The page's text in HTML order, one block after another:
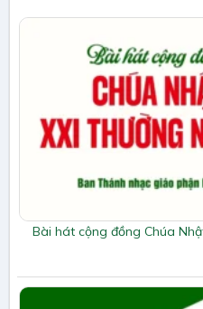
Bài hát cộng đồng Chúa